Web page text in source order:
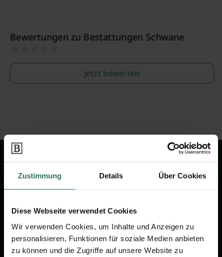
Zustimmung Details Über Cookies
Diese Webseite verwendet Cookies
Wir verwenden Cookies, um Inhalte und Anzeigen zu
personalisieren, Funktionen für soziale Medien anbieten
zu können und die Zugriffe auf unsere Website zu
Bewertungen zu Bestattungen Schwane
Jetzt bewerten
Wir sind Ihr Ansprechpartner rund
Vorsorge.
Jetzt beraten lassen